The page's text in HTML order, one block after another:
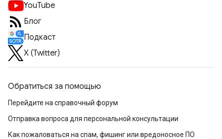
YouTube
Блог
Подкаст
X (Twitter)
Обратиться за помощью
Перейдите на справочный форум
Отправка вопроса для персональной консультации
Как пожаловаться на спам, фишинг или вредоносное ПО